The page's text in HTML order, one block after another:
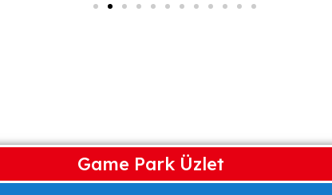
Game Park Üzlet